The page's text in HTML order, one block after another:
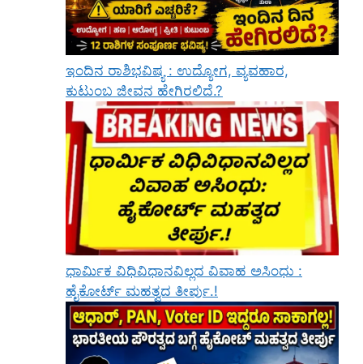
ಇಂದಿನ ರಾಶಿಭವಿಷ್ಯ : ಉದ್ಯೋಗ, ವ್ಯವಹಾರ,
ಕುಟುಂಬ ಜೀವನ ಹೇಗಿರಲಿದೆ.?
ಧಾರ್ಮಿಕ ವಿಧಿವಿಧಾನವಿಲ್ಲದ ವಿವಾಹ ಅಸಿಂಧು :
ಹೈಕೋರ್ಟ್ ಮಹತ್ವದ ತೀರ್ಪು.!